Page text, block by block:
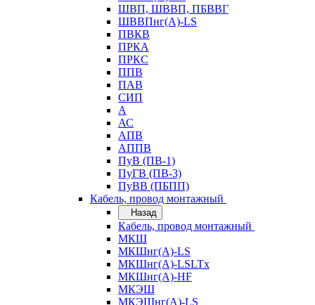
ШВП, ШВВП, ПБВВГ
ШВВПнг(А)-LS
ПВКВ
ПРКА
ПРКС
ППВ
ПАВ
СИП
А
АС
АПВ
АППВ
ПуВ (ПВ-1)
ПуГВ (ПВ-3)
ПуВВ (ПБПП)
Кабель, провод монтажный
Назад
Кабель, провод монтажный
МКШ
МКШнг(А)-LS
МКШнг(А)-LSLTx
МКШнг(А)-HF
МКЭШ
МКЭШнг(А)-LS